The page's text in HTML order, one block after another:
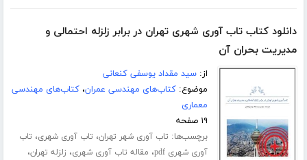
دانلود کتاب تاب آوری شهری تهران در برابر زلزله احتمالی و
مدیریت بحران آن
از:سید مقداد یوسفی کنعانی
موضوع:کتاب‌های مهندسی عمران،کتاب‌های مهندسی
معماری
۱۹ صفحه
برچسب‌ها: تاب آوری شهر تهران، تاب آوری شهری، تاب
آوری شهری pdf
، مقاله تاب آوری شهری، زلزله تهران،